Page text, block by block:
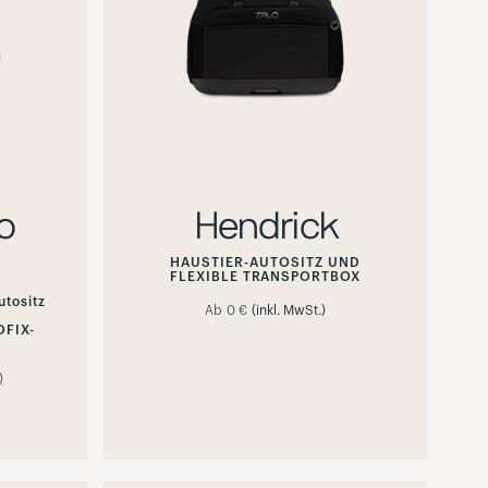
Hendrick
HAUSTIER-AUTOSITZ UND
FLEXIBLE TRANSPORTBOX
Ab 0 € (inkl. MwSt.)